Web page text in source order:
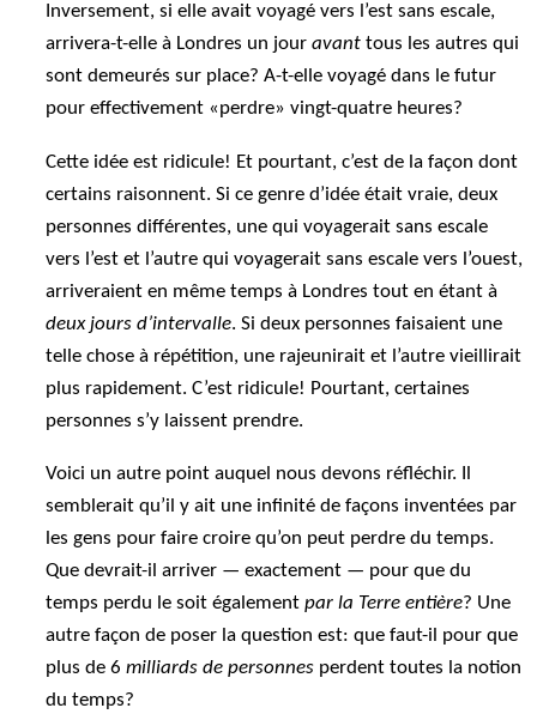
Inversement, si elle avait voyagé vers l’est sans escale,
arrivera-t-elle à Londres un jouravant tous les autres qui
sont demeurés sur place? A-t-elle voyagé dans le futur
pour effectivement «perdre» vingt-quatre heures?
Cette idée est ridicule! Et pourtant, c’est de la façon dont
certains raisonnent. Si ce genre d’idée était vraie, deux
personnes différentes, une qui voyagerait sans escale
vers l’est et l’autre qui voyagerait sans escale vers l’ouest,
arriveraient en même temps à Londres tout en étant à
deux jours d’intervalle. Si deux personnes faisaient une
telle chose à répétition, une rajeunirait et l’autre vieillirait
plus rapidement. C’est ridicule! Pourtant, certaines
personnes s’y laissent prendre.
Voici un autre point auquel nous devons réfléchir. Il
semblerait qu’il y ait une infinité de façons inventées par
les gens pour faire croire qu’on peut perdre du temps.
Que devrait-il arriver — exactement — pour que du
temps perdu le soit égalementpar la Terre entière? Une
autre façon de poser la question est: que faut-il pour que
plus de 6milliards de personnes perdent toutes la notion
du temps?